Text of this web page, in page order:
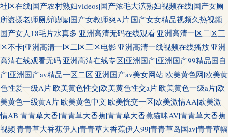
社区在线|国产农村熟妇videos|国产浓毛大泬熟妇视频在线|国产女厕
所盗摄老师厕所嘘嘘|国产女教师爽A片|国产女女精品视频久热视频|
国产女人18毛片水真多 亚洲高清无码在线观看|亚洲高清一区二区三
区不卡|亚洲高清一区二区三区电影|亚洲高清一线视频在线播放|亚洲
高清在线观看无码|亚洲高清在线专区|亚洲国产|亚洲国产99精品国自
产|亚洲国产av精品一区二区|亚洲国产av美女网站 欧美黄色网|欧美黄
色性爱一级A片|欧美黄色性交|欧美黄色性交a片|欧美黄色一级a片|欧
美黄色一级黄A片|欧美黄色中文|欧美恍交一区|欧美激情AA|欧美激
情AB 青青草大香|青青草大香蕉|青青草大香蕉猫咪AV|青青草大香蕉
视频|青青草大香蕉伊人|青青草大香蕉伊人99|青青草岛国av|青青草幅